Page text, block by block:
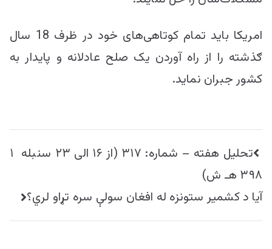
امریکا باید تمام کوتاهی‌های خود در ظرف 18 سال
ګذشته را از راه آوردن یک صلح عادلانه و پایدار به
کشور جبران نماید.
راهبری
نوشته
تحليل هفته – شماره:‌ ۳۱۷ (از ۱۶ الی ۲۳ سنبله ۱
۳۹۸ هـ ش)
آیا د کشمیر ستونزه له افغان سولې سره تړاو لري؟